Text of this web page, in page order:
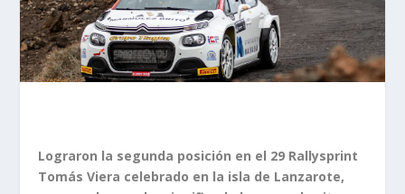
Lograron la segunda posición en el 29 Rallysprint
Tomás Viera celebrado en la isla de Lanzarote,